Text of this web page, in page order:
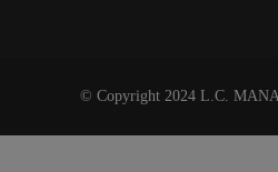
© Copyright 2024 L.C.